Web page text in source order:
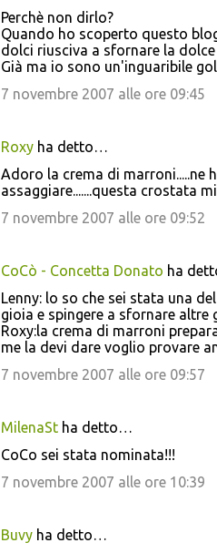
Perchè non dirlo?
Quando ho scoperto questo
dolci riusciva a sfornare la
Già ma io sono un'inguaribile
7 novembre 2007 alle ore 09:45
Roxyha detto…
Adoro la crema di marroni.....ne
assaggiare.......questa crostata
7 novembre 2007 alle ore 09:52
CoCò - Concetta Donato ha
Lenny: lo so che sei stata una
gioia e spingere a sfornare altre
Roxy:la crema di marroni
me la devi dare voglio provare
7 novembre 2007 alle ore 09:57
MilenaStha detto…
CoCo sei stata nominata!!!
7 novembre 2007 alle ore 10:39
Buvyha detto…